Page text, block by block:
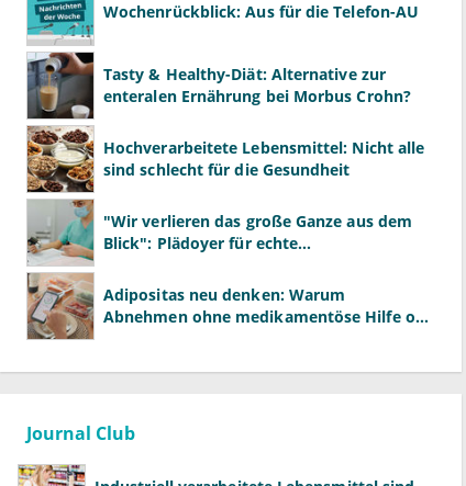
Wochenrückblick: Aus für die Telefon-AU
Tasty & Healthy-Diät: Alternative zur
enteralen Ernährung bei Morbus Crohn?
Hochverarbeitete Lebensmittel: Nicht alle
sind schlecht für die Gesundheit
"Wir verlieren das große Ganze aus dem
Blick": Plädoyer für echte
Adipositas neu denken: Warum
Abnehmen ohne medikamentöse Hilfe oft
Journal Club